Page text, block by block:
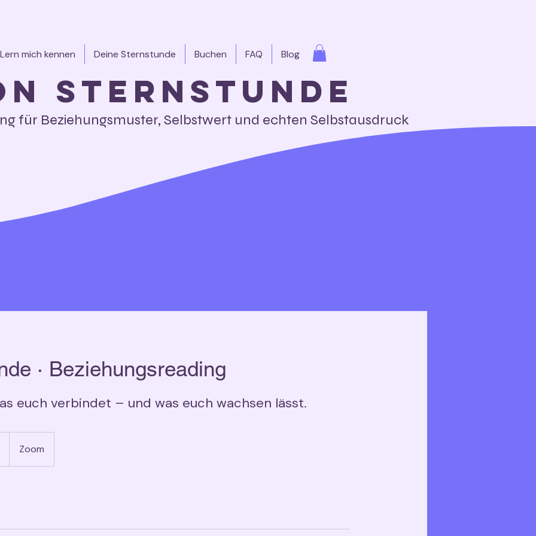
Lern mich kennen Deine Sternstunde Buchen FAQ Blog
Sternstunde
für Beziehungsmuster, Selbstwert und echten Selbstausdruck
· Beziehungsreading
euch verbindet – und was euch wachsen lässt.
Zoom